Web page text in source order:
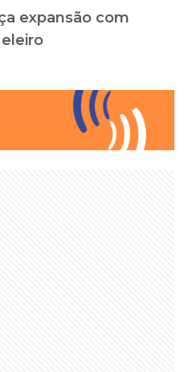
expansão com